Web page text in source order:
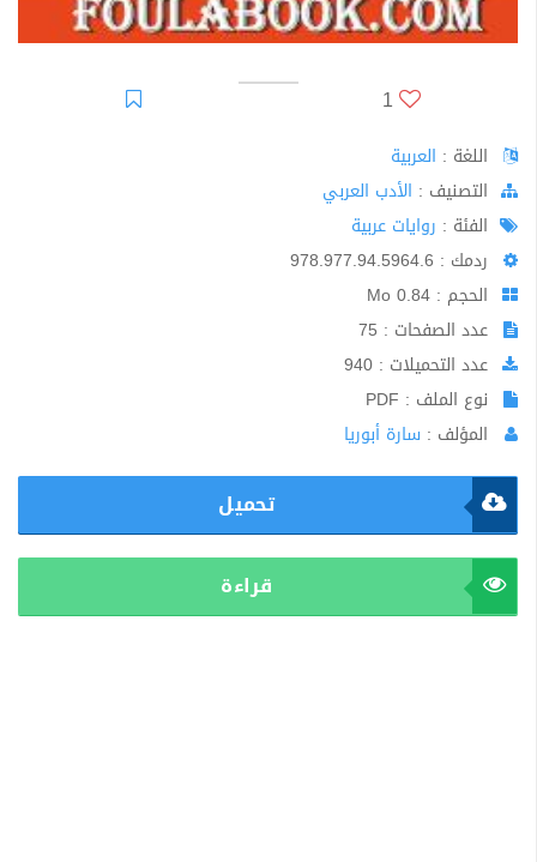
1
اللغة : العربية
اﻟﺘﺼﻨﻴﻒ : الأدب العربي
الفئة : روايات عربية
ردمك : 978.977.94.5964.6
الحجم : 0.84 Mo
عدد الصفحات : 75
عدد التحميلات : 940
نوع الملف : PDF
المؤلف : سارة أبوريا
تحميل
قراءة